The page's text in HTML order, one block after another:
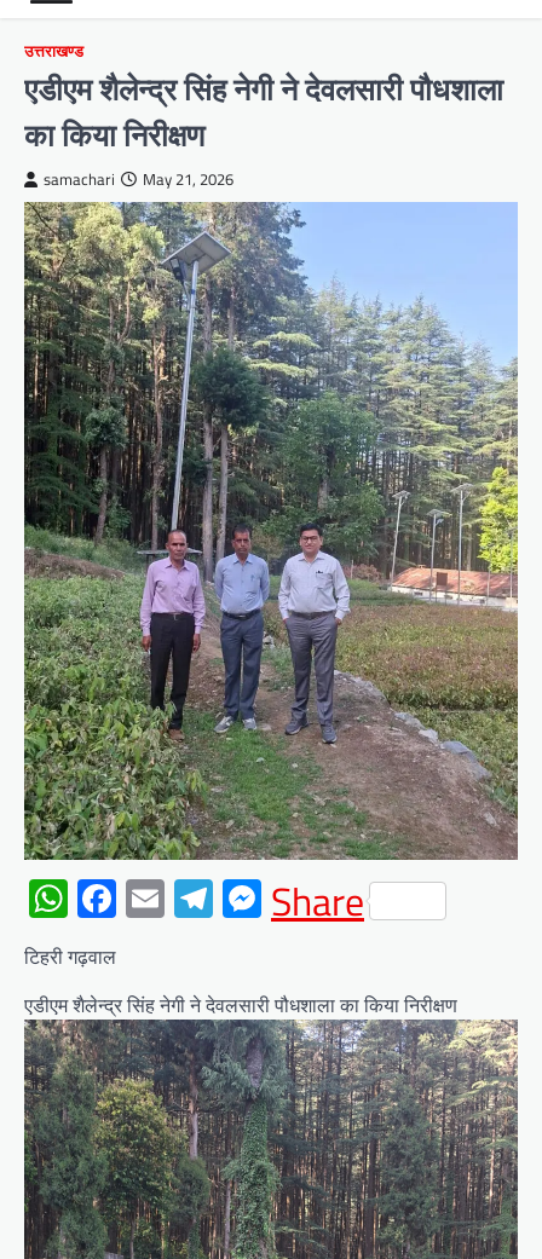
उत्तराखण्ड
एडीएम शैलेन्द्र सिंह नेगी ने देवलसारी पौधशाला
का किया निरीक्षण
samachari May 21, 2026
WhatsApp
Facebook
EmailTelegram
Messenger
Share
टिहरी गढ़वाल
एडीएम शैलेन्द्र सिंह नेगी ने देवलसारी पौधशाला का किया निरीक्षण